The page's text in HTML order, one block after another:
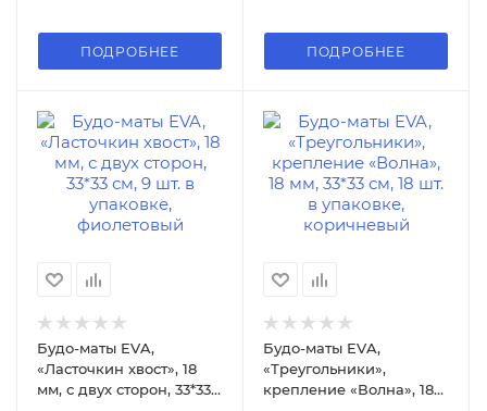
ПОДРОБНЕЕ ПОДРОБНЕЕ
Будо-маты EVA,
«Ласточкин хвост», 18
мм, с двух сторон, 33*33
Будо-маты EVA,
«Треугольники»,
крепление «Волна», 18